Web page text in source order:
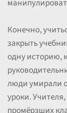
Конечно,
закрыть
одну историю,
люди умирали
уроки.
промёрзших